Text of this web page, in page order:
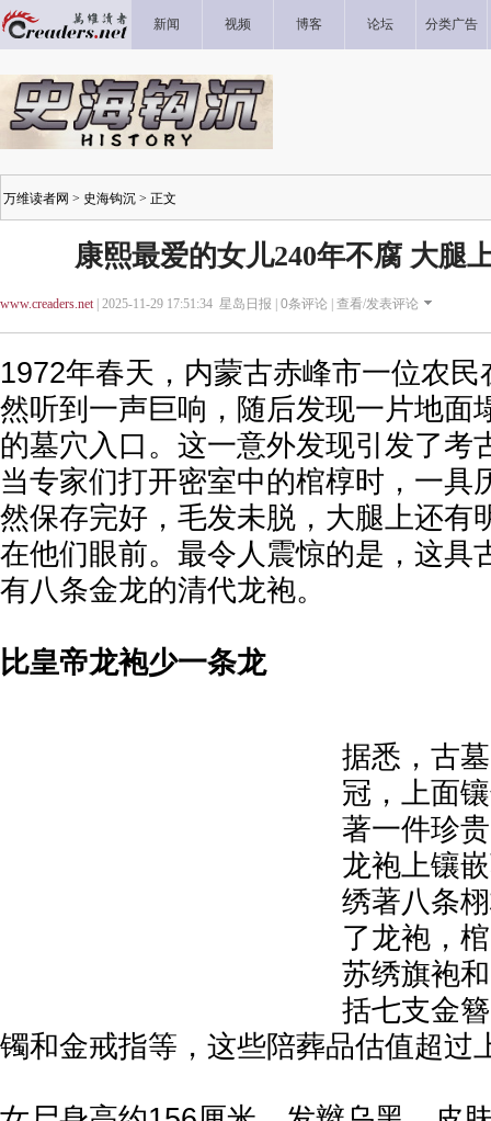
新闻 视频 博客 论坛 分类广告
万维读者网 > 史海钩沉 > 正文
康熙最爱的女儿240年不腐 大腿
www.creaders.net| 2025-11-29 17:51:34 星岛日报 | 0条评论 | 查看/发表评论
1972年春天，内蒙古赤峰市一位农
然听到一声巨响，随后发现一片地面
的墓穴入口。这一意外发现引发了考
当专家们打开密室中的棺椁时，一具
然保存完好，毛发未脱，大腿上还有
在他们眼前。最令人震惊的是，这具
有八条金龙的清代龙袍。
比皇帝龙袍少一条龙
据悉，古
冠，上面
著一件珍
龙袍上镶
绣著八条
了龙袍，
苏绣旗袍
括七支金
镯和金戒指等，这些陪葬品估值超过